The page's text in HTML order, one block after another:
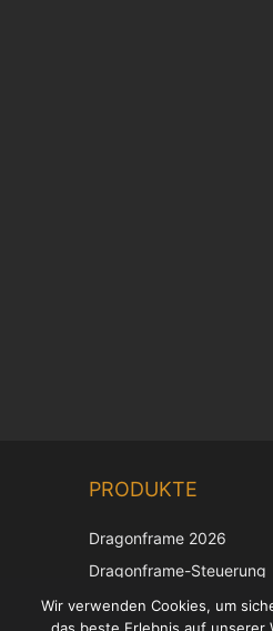
PRODUKTE
Dragonframe 2026
Dragonframe-Steuerung
DDMX-512
Wir verwenden Cookies, um